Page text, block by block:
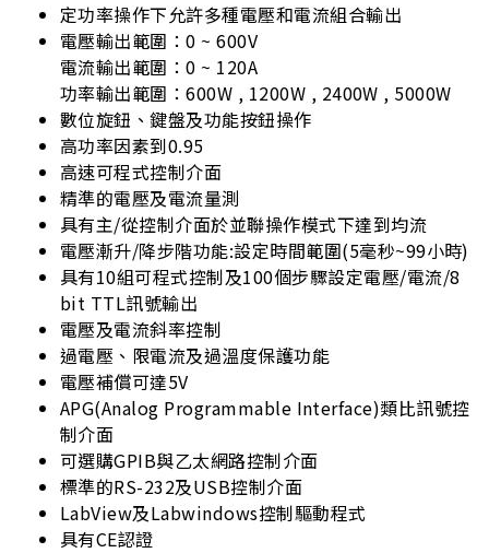
定功率操作下允許多種電壓和電流組合輸出
電壓輸出範圍：0 ~ 600V
電流輸出範圍：0 ~ 120A
功率輸出範圍：600W , 1200W , 2400W , 5000W
數位旋鈕、鍵盤及功能按鈕操作
高功率因素到0.95
高速可程式控制介面
精準的電壓及電流量測
具有主/從控制介面於並聯操作模式下達到均流
電壓漸升/降步階功能:設定時間範圍(5毫秒~99小時)
具有10組可程式控制及100個步驟設定電壓/電流/8
bit TTL訊號輸出
電壓及電流斜率控制
過電壓、限電流及過溫度保護功能
電壓補償可達5V
APG(Analog Programmable Interface)類比訊號控
制介面
可選購GPIB與乙太網路控制介面
標準的RS-232及USB控制介面
LabView及Labwindows控制驅動程式
具有CE認證